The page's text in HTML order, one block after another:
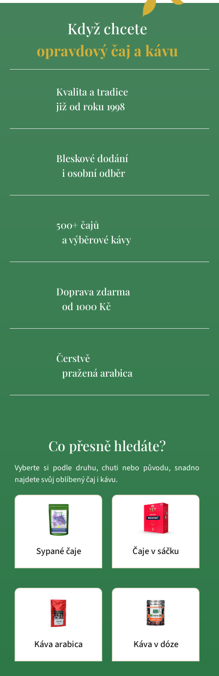
Když chcete
opravdový čaj a kávu
Kvalita a tradice
již od roku 1998
Bleskové dodání
i osobní odběr
500+ čajů
a výběrové kávy
Doprava zdarma
od 1000 Kč
Čerstvě
pražená arabica
Co přesně hledáte?
Vyberte si podle druhu, chuti nebo původu, snadno
najdete svůj oblíbený čaj i kávu.
Sypané čaje Čaje v sáčku
Káva arabica Káva v dóze